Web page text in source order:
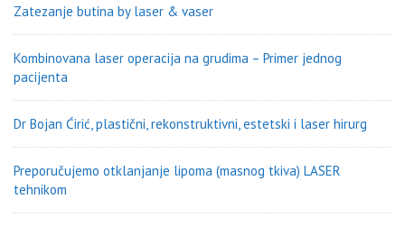
Zatezanje butina by laser & vaser
Kombinovana laser operacija na grudima – Primer jednog
pacijenta
Dr Bojan Ćirić, plastični, rekonstruktivni, estetski i laser hirurg
Preporučujemo otklanjanje lipoma (masnog tkiva) LASER
tehnikom